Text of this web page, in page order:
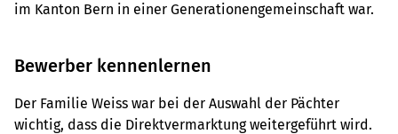
im Kanton Bern in einer Generationengemeinschaft war.
Bewerber kennenlernen
Der Familie Weiss war bei der Auswahl der Pächter
wichtig, dass die Direktvermarktung weitergeführt wird.